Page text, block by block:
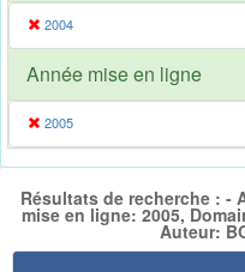
2004
Année mise en ligne
2005
Résultats de recherche : -
mise en ligne: 2005,
Auteur: